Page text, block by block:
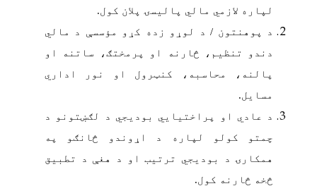
لپاره لازمي مالي پالیسۍ پلان کول.
د پوهنتون / د لوړو زده کړو مؤسسې د مالي
دندو تنظیم، څارنه او پرمختګ، ساتنه او
پالنه، محاسبه، کنټرول او نور اداري
مسایل.
د عادي او پراختیایي بودیجي د لګښتونو د
چمتو کولو لپاره د اړوندو څانګو په
همکارۍ د بودیجي ترتیب او د هغې د تطبیق
څخه څارنه کول.